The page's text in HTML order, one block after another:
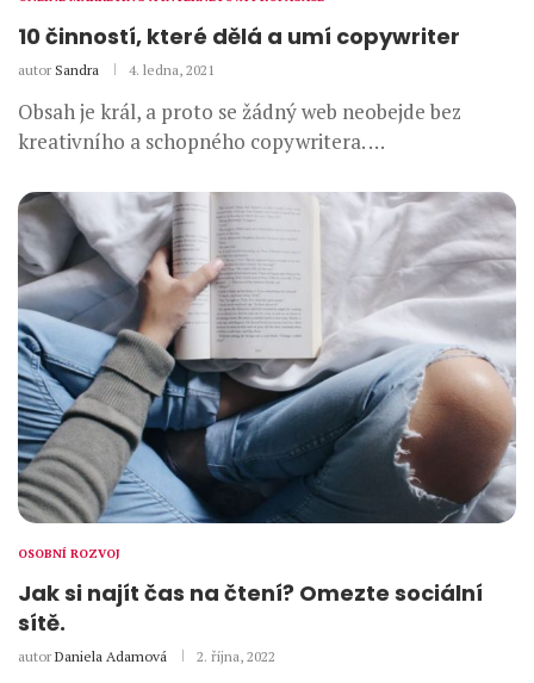
10 činností, které dělá a umí copywriter
autor Sandra 4. ledna, 2021
Obsah je král, a proto se žádný web neobejde bez
kreativního a schopného copywritera. …
OSOBNÍ ROZVOJ
Jak si najít čas na čtení? Omezte sociální
sítě.
autor Daniela Adamová 2. října, 2022